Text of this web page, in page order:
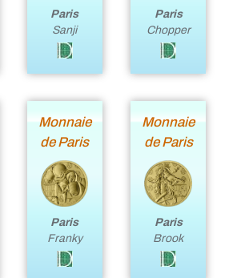
Paris
Sanji
Paris
Chopper
Monnaie
de Paris
Paris
Franky
Monnaie
de Paris
Paris
Brook